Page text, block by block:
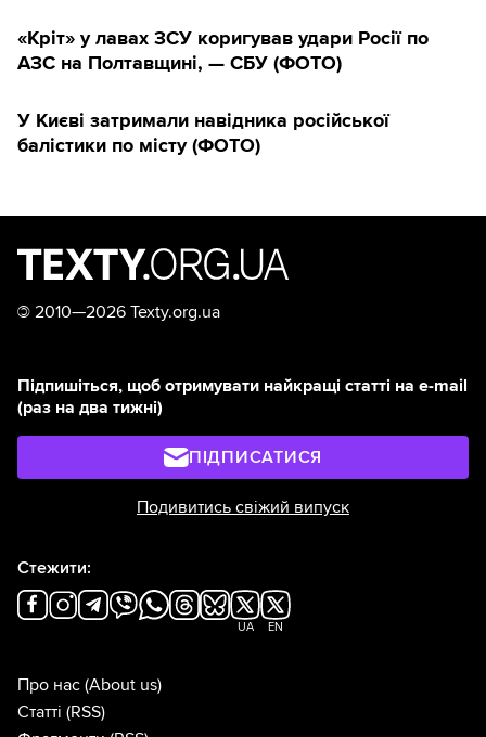
«Кріт» у лавах ЗСУ коригував удари Росії по
АЗС на Полтавщині, — СБУ (ФОТО)
У Києві затримали навідника російської
балістики по місту (ФОТО)
© 2010—2026 Texty.org.ua
Підпишіться, щоб отримувати найкращі статті на e-mail
(раз на два тижні)
ПІДПИСАТИСЯ
Подивитись свіжий випуск
Стежити:
UA EN
Про нас (About us)
Статті (RSS)